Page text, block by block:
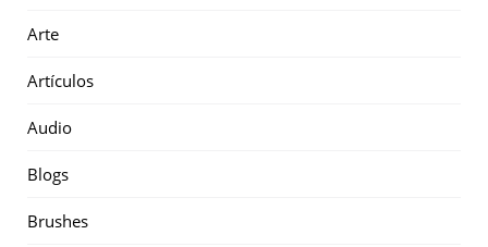
Arte
Artículos
Audio
Blogs
Brushes